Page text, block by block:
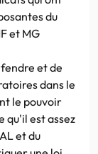
du
et MG
et de
dans le
le pouvoir
qu'il est assez
et du